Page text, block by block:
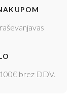
brez DDV.